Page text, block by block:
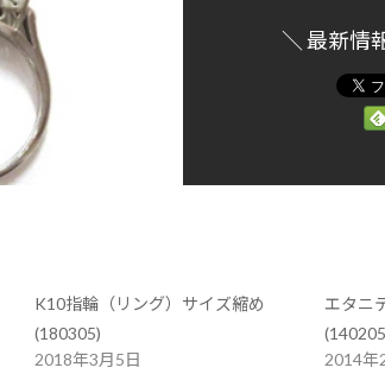
＼ 最新情
K10指輪（リング）サイズ縮め
(180305)
2018年3月5日
エタニ
2014年